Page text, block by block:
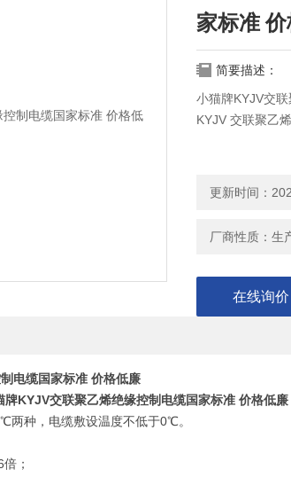
家标准
简要描述：
小猫牌KYJV交
KYJV 交联聚乙
KYJVP 交联聚
KYJVP22 交联
更新时间：
厂商性质：生
在线询价
电缆国家标准 价格低廉
牌KYJV交联聚乙烯绝缘控制电缆国家标准 价格低廉
种，电缆敷设温度不低于0℃。
；